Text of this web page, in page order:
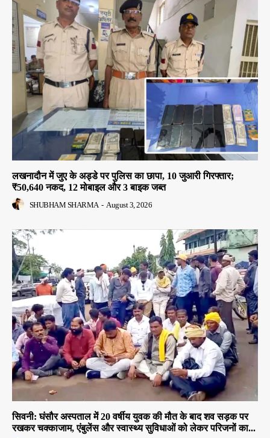
लखनादौन में जुए के अड्डे पर पुलिस का छापा, 10 जुआरी गिरफ्तार;
₹50,640 नकद, 12 मोबाइल और 3 बाइक जब्त
SHUBHAM SHARMA - August 3, 2026
सिवनी: घंसौर अस्पताल में 20 वर्षीय युवक की मौत के बाद शव सड़क पर
रखकर चक्काजाम, एंबुलेंस और स्वास्थ्य सुविधाओं को लेकर परिजनों का...